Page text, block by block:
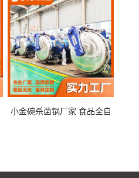
小金碗杀菌锅厂家 食品全自